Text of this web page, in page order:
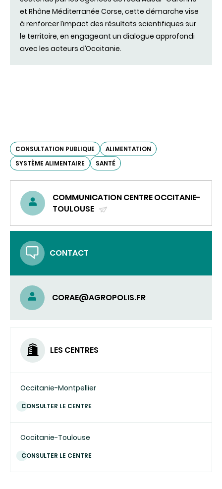
et Rhône Méditerranée Corse, cette démarche vise
à renforcer l’impact des résultats scientifiques sur
le territoire, en engageant un dialogue approfondi
avec les acteurs d’Occitanie.
CONSULTATION PUBLIQUE
ALIMENTATION
SYSTÈME ALIMENTAIRE
SANTÉ
COMMUNICATION CENTRE OCCITANIE-
TOULOUSE
UN
CONTACT
CORAE@AGROPOLIS.FR
LES CENTRES
Occitanie-Montpellier
CONSULTER LE CENTRE
Occitanie-Toulouse
CONSULTER LE CENTRE